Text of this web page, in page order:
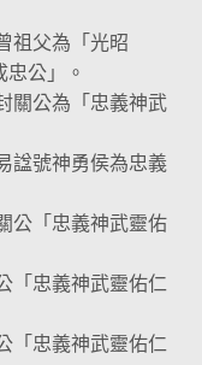
祖父為「光昭
公」。
關公為「忠義神武
諡號神勇侯為忠義
公「忠義神武靈佑
「忠義神武靈佑仁
「忠義神武靈佑仁